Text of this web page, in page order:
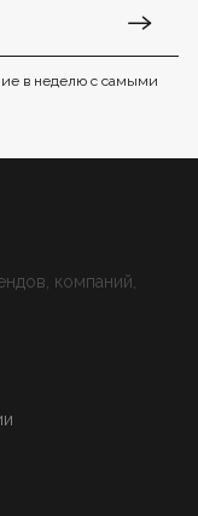
в неделю с самыми
компаний,